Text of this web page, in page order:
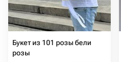
Букет из 101 розы бели
розы